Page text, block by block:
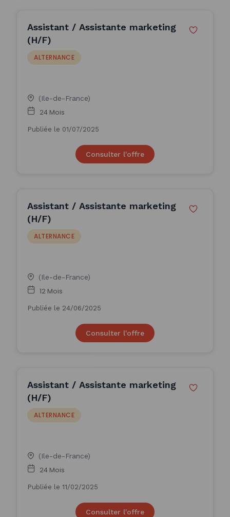
Assistant / Assistante marketing
(H/F)
ALTERNANCE
(Ile-de-France)
24 Mois
Publiée le 01/07/2025
Consulter l'offre
Assistant / Assistante marketing
(H/F)
ALTERNANCE
(Ile-de-France)
12 Mois
Publiée le 24/06/2025
Consulter l'offre
Assistant / Assistante marketing
(H/F)
ALTERNANCE
(Ile-de-France)
24 Mois
Publiée le 11/02/2025
Consulter l'offre